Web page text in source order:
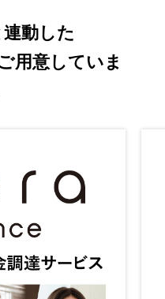
動した
用意していま